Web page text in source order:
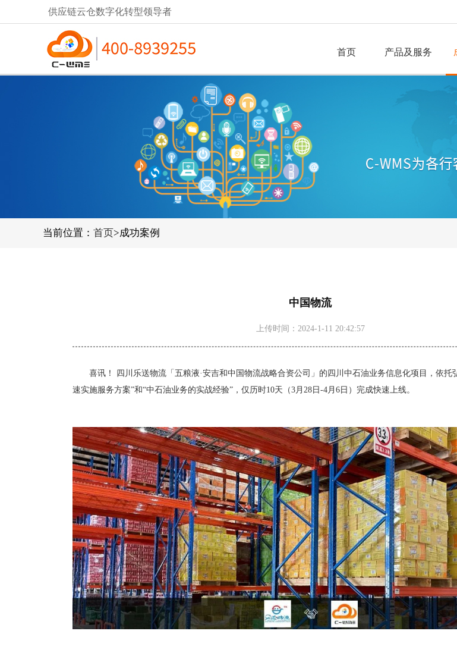
供应链云仓数字化转型领导者
首页 产品及服务
当前位置： 首页>成功案例
中国物流
上传时间：2024-1-11 20:42:57
喜讯！ 四川乐送物流「五粮液·安吉和中国物流战略合资公司」的四川中石油业务信息化项目，依托
速实施服务方案”和“中石油业务的实战经验”，仅历时10天（3月28日-4月6日）完成快速上线。